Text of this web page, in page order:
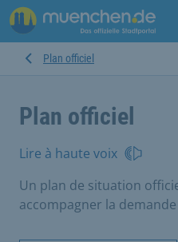
Plan officiel
Plan officiel
Lire à haute voix
Un plan de situation
accompagner la